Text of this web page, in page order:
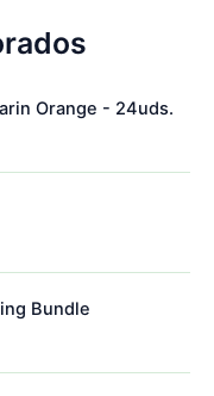
Orange - 24uds.
Bundle